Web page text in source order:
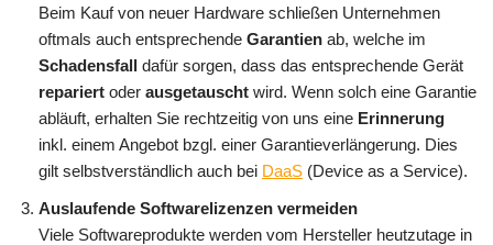
Beim Kauf von neuer Hardware schließen Unternehmen
oftmals auch entsprechende Garantien ab, welche im
Schadensfall dafür sorgen, dass das entsprechende Gerät
repariert oder ausgetauscht wird. Wenn solch eine Garantie
abläuft, erhalten Sie rechtzeitig von uns eine Erinnerung
inkl. einem Angebot bzgl. einer Garantieverlängerung. Dies
gilt selbstverständlich auch bei DaaS (Device as a Service).
Auslaufende Softwarelizenzen vermeiden
Viele Softwareprodukte werden vom Hersteller heutzutage in